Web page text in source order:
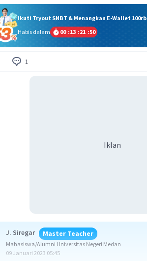
Ikuti Tryout SNBT & Menangkan E-Wallet 100rb
Habis dalam
00 :13 :21 :50
1
Iklan
J. Siregar Master Teacher
Mahasiswa/Alumni Universitas Negeri Medan
09 Januari 2023 05:45